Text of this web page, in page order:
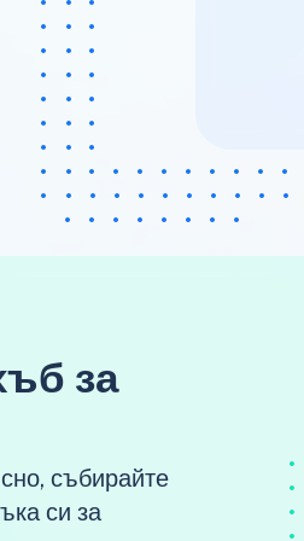
за
събирайте
си за